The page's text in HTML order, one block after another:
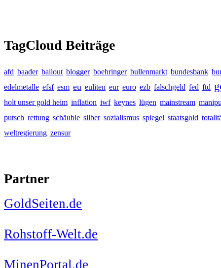
TagCloud Beiträge
afd baader bailout blogger boehringer bullenmarkt bundesbank
edelmetalle efsf esm eu euliten eur euro ezb falschgeld fed ftd
holt unser gold heim inflation iwf keynes lügen mainstream
putsch rettung schäuble silber sozialismus spiegel staatsgold
weltregierung zensur
Partner
GoldSeiten.de
Rohstoff-Welt.de
MinenPortal.de